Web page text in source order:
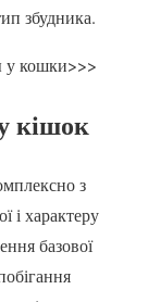
збудника.
у кошки>>>
кішок
з
і характеру
базової